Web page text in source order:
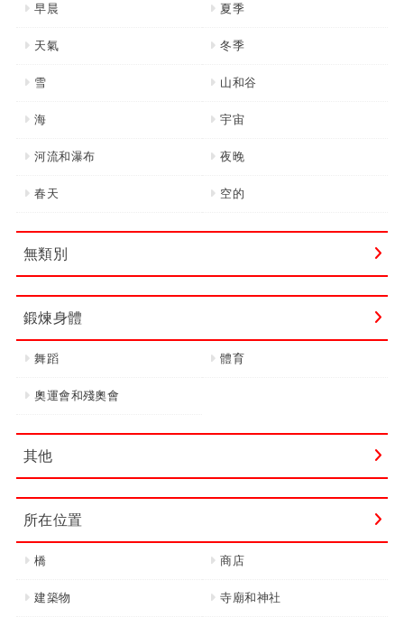
早晨 夏季
天氣 冬季
雪 山和谷
海 宇宙
河流和瀑布 夜晚
春天 空的
無類別
鍛煉身體
舞蹈 體育
奧運會和殘奧會
其他
所在位置
橋 商店
建築物 寺廟和神社